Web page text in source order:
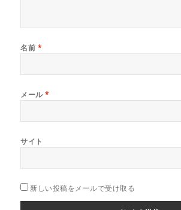
名前 *
メール*
サイト
新しい投稿をメールで受け取る